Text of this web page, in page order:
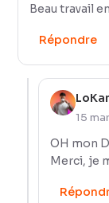
Beau travail
Répondre
15
OH mon
Merci, je